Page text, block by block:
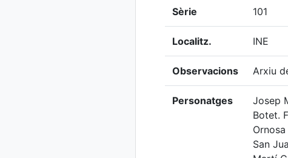
Sèrie 101
Localitz. INE
Observacions Arxiu
Personatges
Josep
Botet.
San